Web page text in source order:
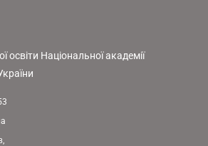
освіти Національної академії